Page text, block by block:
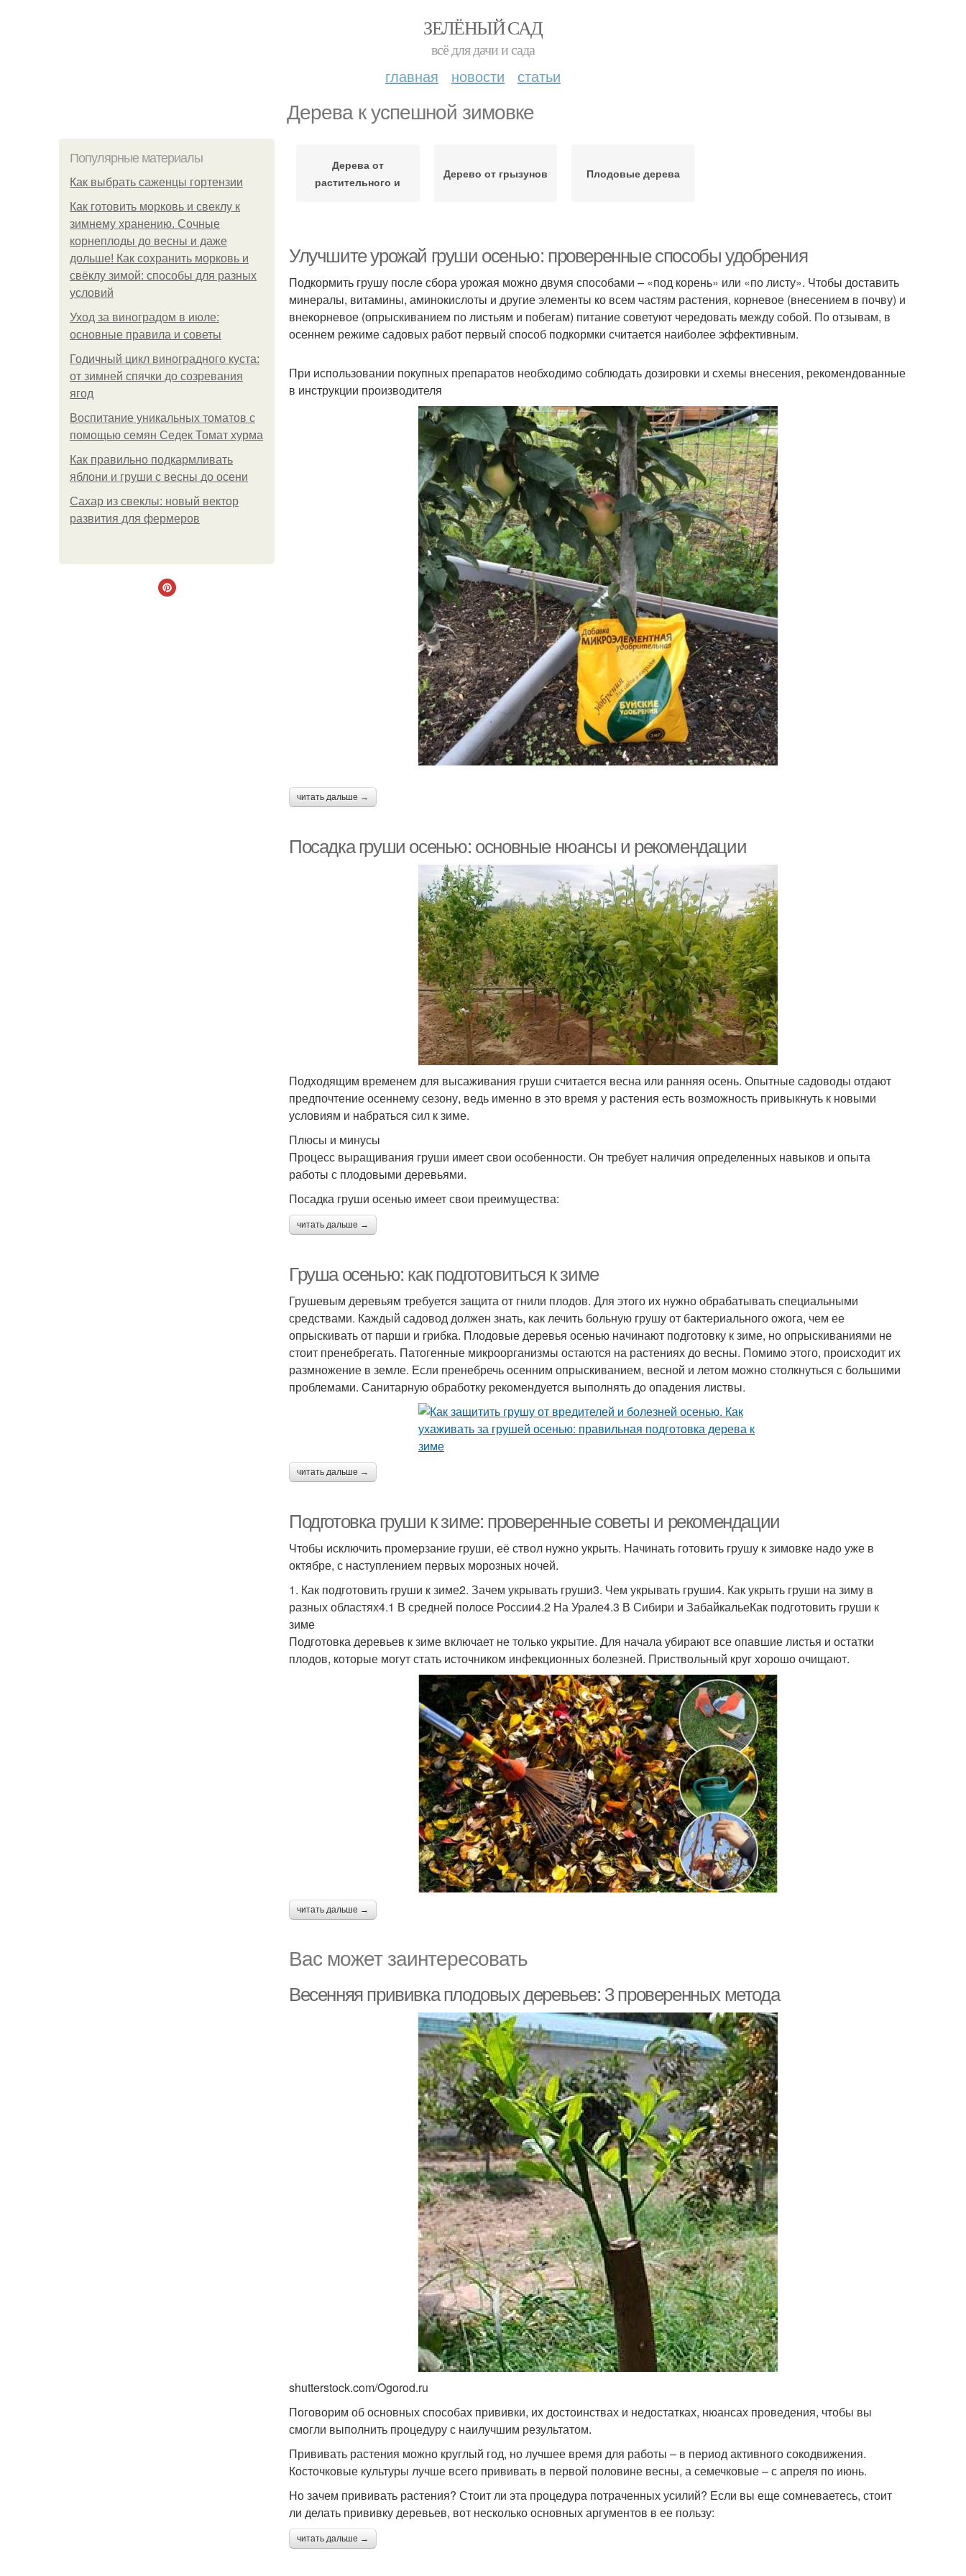
ЗЕЛЁНЫЙ САД
всё для дачи и сада
главная новости статьи
Дерева к успешной зимовке
Популярные материалы
Как выбрать саженцы гортензии
Как готовить морковь и свеклу к
зимнему хранению. Сочные
корнеплоды до весны и даже
дольше! Как сохранить морковь и
свёклу зимой: способы для разных
условий
Уход за виноградом в июле:
основные правила и советы
Годичный цикл виноградного куста:
от зимней спячки до созревания
ягод
Воспитание уникальных томатов с
помощью семян Седек Томат хурма
Как правильно подкармливать
яблони и груши с весны до осени
Сахар из свеклы: новый вектор
развития для фермеров
Дерева от
растительного и
Дерево от грызунов Плодовые дерева
Улучшите урожай груши осенью: проверенные способы удобрения
Подкормить грушу после сбора урожая можно двумя способами – «под корень» или «по листу». Чтобы доставить
минералы, витамины, аминокислоты и другие элементы ко всем частям растения, корневое (внесением в почву) и
внекорневое (опрыскиванием по листьям и побегам) питание советуют чередовать между собой. По отзывам, в
осеннем режиме садовых работ первый способ подкормки считается наиболее эффективным.
При использовании покупных препаратов необходимо соблюдать дозировки и схемы внесения, рекомендованные
в инструкции производителя
читать дальше →
Посадка груши осенью: основные нюансы и рекомендации
Подходящим временем для высаживания груши считается весна или ранняя осень. Опытные садоводы отдают
предпочтение осеннему сезону, ведь именно в это время у растения есть возможность привыкнуть к новыми
условиям и набраться сил к зиме.
Плюсы и минусы
Процесс выращивания груши имеет свои особенности. Он требует наличия определенных навыков и опыта
работы с плодовыми деревьями.
Посадка груши осенью имеет свои преимущества:
читать дальше →
Груша осенью: как подготовиться к зиме
Грушевым деревьям требуется защита от гнили плодов. Для этого их нужно обрабатывать специальными
средствами. Каждый садовод должен знать, как лечить больную грушу от бактериального ожога, чем ее
опрыскивать от парши и грибка. Плодовые деревья осенью начинают подготовку к зиме, но опрыскиваниями не
стоит пренебрегать. Патогенные микроорганизмы остаются на растениях до весны. Помимо этого, происходит их
размножение в земле. Если пренебречь осенним опрыскиванием, весной и летом можно столкнуться с большими
проблемами. Санитарную обработку рекомендуется выполнять до опадения листвы.
читать дальше →
Подготовка груши к зиме: проверенные советы и рекомендации
Чтобы исключить промерзание груши, её ствол нужно укрыть. Начинать готовить грушу к зимовке надо уже в
октябре, с наступлением первых морозных ночей.
1. Как подготовить груши к зиме2. Зачем укрывать груши3. Чем укрывать груши4. Как укрыть груши на зиму в
разных областях4.1 В средней полосе России4.2 На Урале4.3 В Сибири и ЗабайкальеКак подготовить груши к
зиме
Подготовка деревьев к зиме включает не только укрытие. Для начала убирают все опавшие листья и остатки
плодов, которые могут стать источником инфекционных болезней. Приствольный круг хорошо очищают.
читать дальше →
Вас может заинтересовать
Весенняя прививка плодовых деревьев: 3 проверенных метода
shutterstock.com/Ogorod.ru
Поговорим об основных способах прививки, их достоинствах и недостатках, нюансах проведения, чтобы вы
смогли выполнить процедуру с наилучшим результатом.
Прививать растения можно круглый год, но лучшее время для работы – в период активного сокодвижения.
Косточковые культуры лучше всего прививать в первой половине весны, а семечковые – с апреля по июнь.
Но зачем прививать растения? Стоит ли эта процедура потраченных усилий? Если вы еще сомневаетесь, стоит
ли делать прививку деревьев, вот несколько основных аргументов в ее пользу:
читать дальше →